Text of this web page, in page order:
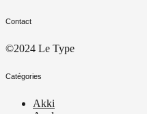
Contact
©2024 Le Type
Catégories
Akki